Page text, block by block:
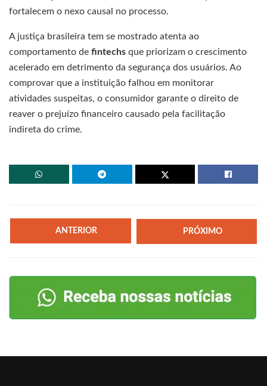
fortalecem o nexo causal no processo.
A justiça brasileira tem se mostrado atenta ao
comportamento de fintechs que priorizam o crescimento
acelerado em detrimento da segurança dos usuários. Ao
comprovar que a instituição falhou em monitorar
atividades suspeitas, o consumidor garante o direito de
reaver o prejuízo financeiro causado pela facilitação
indireta do crime.
ANTERIOR PRÓXIMO